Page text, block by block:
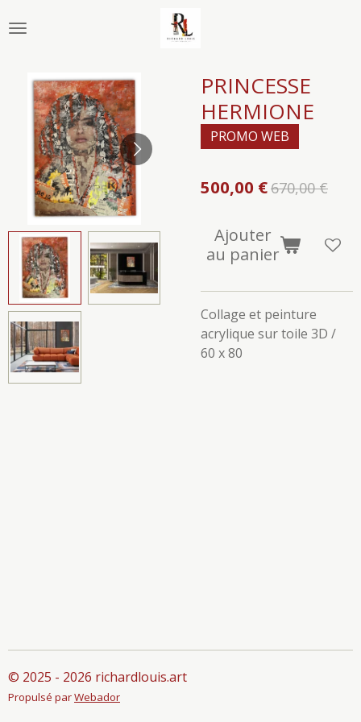
au
PRINCESSE
HERMIONE
PROMO WEB
500,00 €670,00 €
Ajouter
au panier
Collage et peinture
acrylique sur toile 3D /
60 x 80
© 2025 - 2026 richardlouis.art
Propulsé parWebador